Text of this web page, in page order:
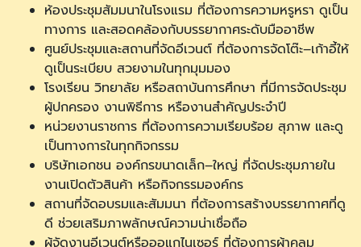
ห้องประชุมสัมมนาในโรงแรม ที่ต้องการความหรูหรา ดูเป็น
ทางการ และสอดคล้องกับบรรยากาศระดับมืออาชีพ
ศูนย์ประชุมและสถานที่จัดอีเวนต์ ที่ต้องการจัดโต๊ะ–เก้าอี้ให้
ดูเป็นระเบียบ สวยงามในทุกมุมมอง
โรงเรียน วิทยาลัย หรือสถาบันการศึกษา ที่มีการจัดประชุม
ผู้ปกครอง งานพิธีการ หรืองานสำคัญประจำปี
หน่วยงานราชการ ที่ต้องการความเรียบร้อย สุภาพ และดู
เป็นทางการในทุกกิจกรรม
บริษัทเอกชน องค์กรขนาดเล็ก–ใหญ่ ที่จัดประชุมภายใน
งานเปิดตัวสินค้า หรือกิจกรรมองค์กร
สถานที่จัดอบรมและสัมมนา ที่ต้องการสร้างบรรยากาศที่ดู
ดี ช่วยเสริมภาพลักษณ์ความน่าเชื่อถือ